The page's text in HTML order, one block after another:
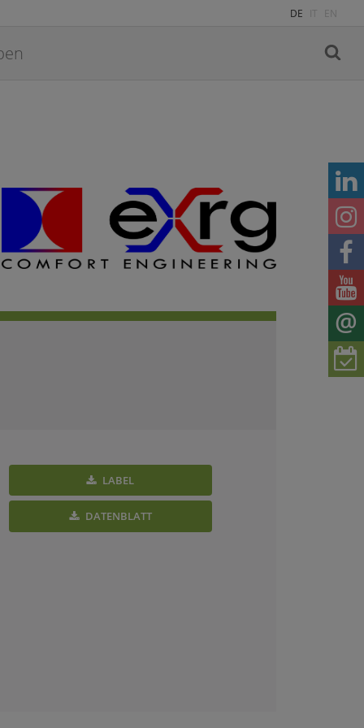
DE IT EN
LABEL
DATENBLATT